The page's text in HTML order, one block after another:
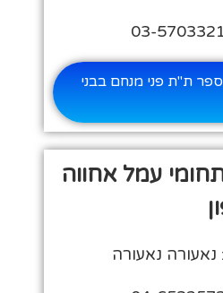
ת"ת פני מנחם בבני
עמל אחווה
נאעורה